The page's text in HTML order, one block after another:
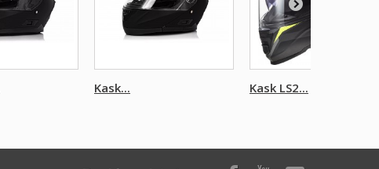
Kask... Kask LS2...